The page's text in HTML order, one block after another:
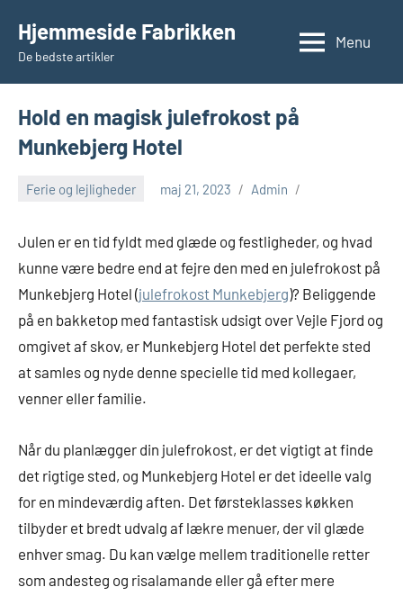
indhold
Hjemmeside Fabrikken
De bedste artikler
Menu
Hold en magisk julefrokost på
Munkebjerg Hotel
Ferie og lejligheder maj 21, 2023 Admin
Julen er en tid fyldt med glæde og festligheder, og hvad
kunne være bedre end at fejre den med en julefrokost på
Munkebjerg Hotel (julefrokost Munkebjerg)? Beliggende
på en bakketop med fantastisk udsigt over Vejle Fjord og
omgivet af skov, er Munkebjerg Hotel det perfekte sted
at samles og nyde denne specielle tid med kollegaer,
venner eller familie.
Når du planlægger din julefrokost, er det vigtigt at finde
det rigtige sted, og Munkebjerg Hotel er det ideelle valg
for en mindeværdig aften. Det førsteklasses køkken
tilbyder et bredt udvalg af lækre menuer, der vil glæde
enhver smag. Du kan vælge mellem traditionelle retter
som andesteg og risalamande eller gå efter mere